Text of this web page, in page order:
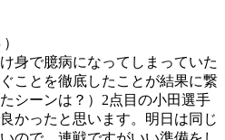
身で臆病になってしまっていた
ことを徹底したことが結果に繋
シーンは？）2点目の小田選手
かったと思います。明日は同じ